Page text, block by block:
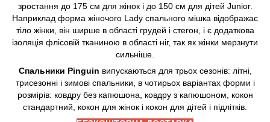
зростання до 175 см для жінок і до 150 см для дітей Junior.
Наприклад форма жіночого Lady спального мішка відображає
тіло жінки, він ширше в області грудей і стегон, і є додаткова
ізоляція флісовій тканиною в області ніг, так як жінки мерзнути
сильніше.
Спальники Pinguin випускаються для трьох сезонів: літні,
трисезонні і зимові спальники, в чотирьох варіантах форми і
розмірів: ковдру без капюшона, ковдру з капюшоном, кокон
стандартний, кокон для жінок і кокон для дітей і підлітків.